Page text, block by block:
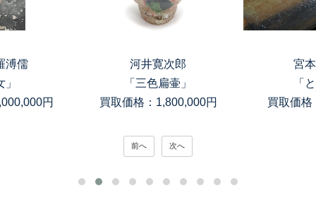
溥儒
円
河井寛次郎
「三色扁壷」
買取価格：1,800,000円
宮
「
買取価格
前へ 次へ